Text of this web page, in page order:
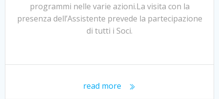
programmi nelle varie azioni.La visita con la
presenza dell’Assistente prevede la partecipazione
di tutti i Soci.
read more